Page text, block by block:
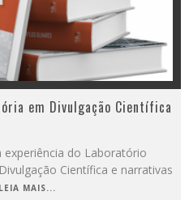
em Divulgação Científica
do Laboratório
Científica e narrativas
LEIA MAIS...